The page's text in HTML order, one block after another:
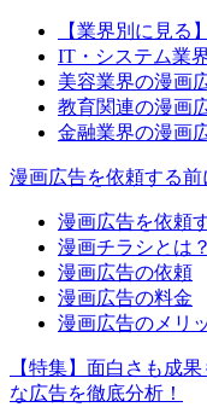
【業界別に見る
IT・システム業
美容業界の漫画
教育関連の漫画
金融業界の漫画
漫画広告を依頼する
漫画広告を依頼
漫画チラシとは
漫画広告の依頼
漫画広告の料金
漫画広告のメリ
【特集】面白さも成
な広告を徹底分析！